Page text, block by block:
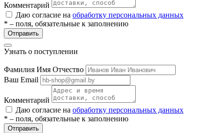
Комментарий
Даю согласие на обработку персональных данных
* – поля, обязательные к заполнению
Отправить
Узнать о поступлении
Фамилия Имя Отчество
Ваш Email
Комментарий
Даю согласие на обработку персональных данных
* – поля, обязательные к заполнению
Отправить